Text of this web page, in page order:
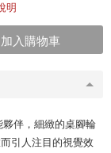
夥伴，細緻的桌腳輪
引人注目的視覺效
明
加入購物車